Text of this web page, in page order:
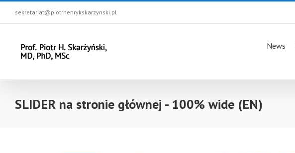
sekretariat@piotrhenrykskarzynski.pl
News
SLIDER na stronie głównej - 100% wide (EN)